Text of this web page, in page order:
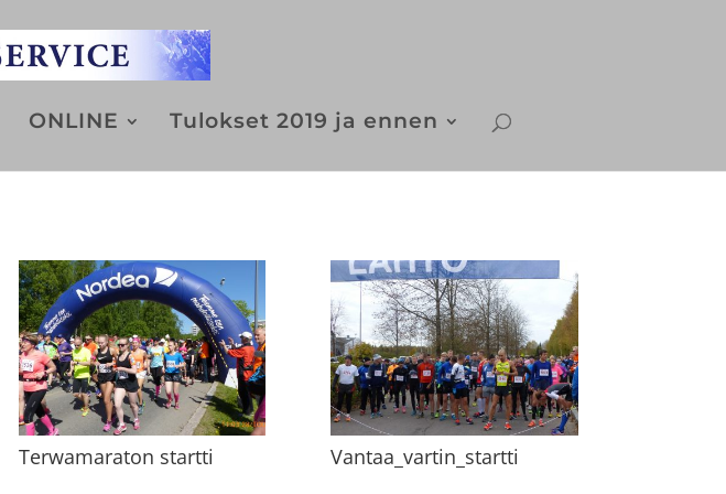
ONLINE Tulokset 2019 ja ennen
Terwamaraton startti Vantaa_vartin_startti